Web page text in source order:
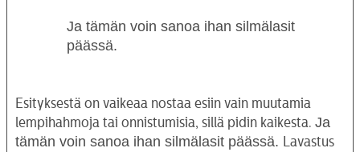
Ja tämän voin sanoa ihan silmälasit
päässä.
Esityksestä on vaikeaa nostaa esiin vain muutamia
lempihahmoja tai onnistumisia, sillä pidin kaikesta. Ja
tämän voin sanoa ihan silmälasit päässä.
Lavastus